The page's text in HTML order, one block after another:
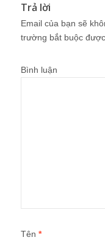
Trả lời
Email của bạn sẽ
trường bắt buộc
Bình luận
Tên *